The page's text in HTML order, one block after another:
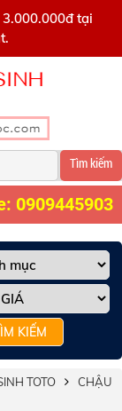
tại
Tìm kiếm
0909445903
KIẾM
TOTO
CHẬU